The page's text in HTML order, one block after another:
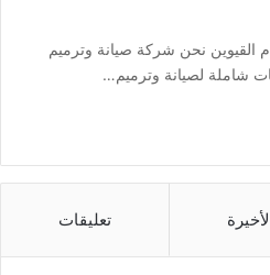
نحن شركة صيانة وترميم
شاملة لصيانة وترميم…
تعليقات